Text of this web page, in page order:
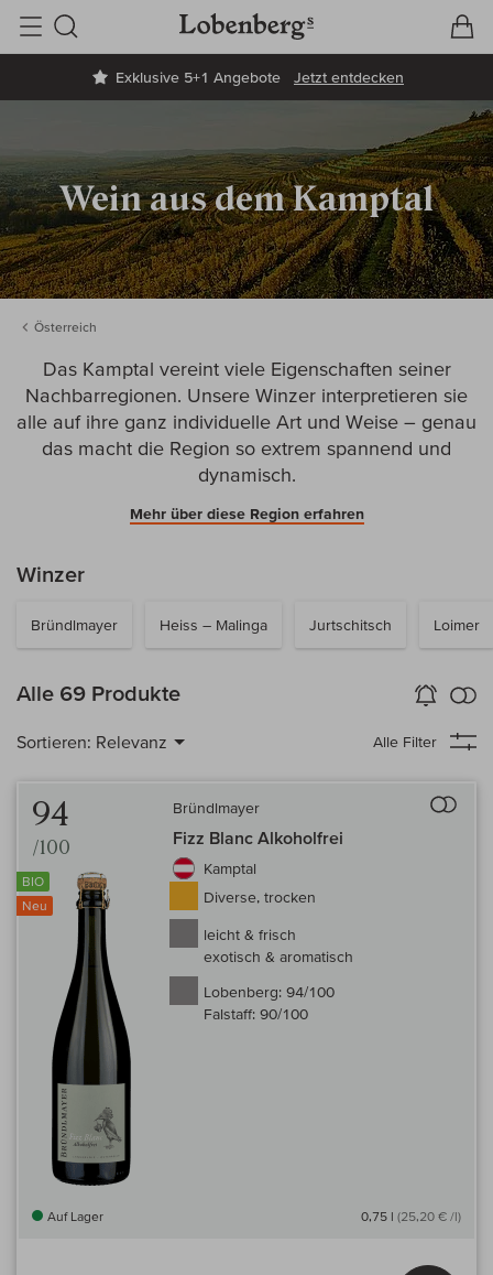
Exklusive 5+1 Angebote Jetzt entdecken
Suche
Wein aus dem Kamptal
Österreich
Das Kamptal vereint viele Eigenschaften seiner
Nachbarregionen. Unsere Winzer interpretieren sie
alle auf ihre ganz individuelle Art und Weise – genau
das macht die Region so extrem spannend und
dynamisch.
Mehr über diese Region erfahren
Winzer
Bründlmayer Heiss – Malinga Jurtschitsch Loimer
Alle 69 Produkte Wein-Alarm
aktivieren
Sortieren: Relevanz Alle Filter
94
/100
BIO
Neu
Bründlmayer
Fizz Blanc Alkoholfrei
Kamptal
Diverse, trocken
leicht & frisch
exotisch & aromatisch
Lobenberg: 94/100
Falstaff: 90/100
Auf Lager 0,75 l (25,20 € /l)